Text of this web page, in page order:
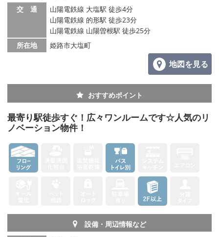
交 通
山陽電鉄線 大塩駅 徒歩4分
山陽電鉄線 的形駅 徒歩23分
山陽電鉄線 山陽曽根駅 徒歩25分
所在地
姫路市大塩町
地図を見る
おすすめポイント
最寄り駅徒歩すぐ！広々ワンルームです☆人気のリ
ノベーション物件！
設備・周辺情報など